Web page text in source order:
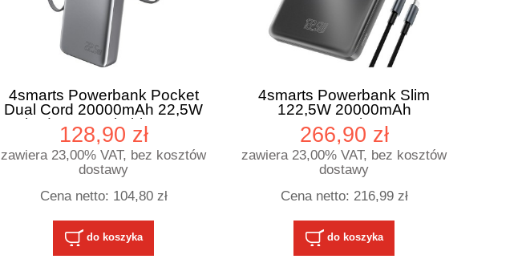
4smarts Powerbank Pocket
Dual Cord 20000mAh 22,5W
z wbudowanym kablem USB-
C 15cm Szary
128,90 zł
zawiera 23,00% VAT, bez kosztów
dostawy
Cena netto: 104,80 zł
do koszyka
4smarts Powerbank Slim
122,5W 20000mAh
Enterprise
266,90 zł
zawiera 23,00% VAT, bez kosztów
dostawy
Cena netto: 216,99 zł
do koszyka